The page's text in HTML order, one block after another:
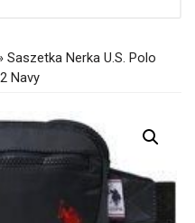
Saszetka Nerka U.S. Polo
Navy